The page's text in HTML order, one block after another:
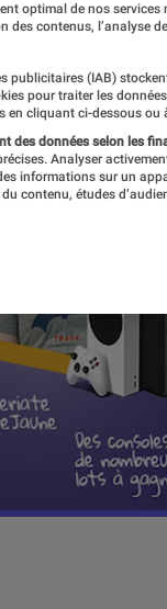
optimal de nos
contenus, l’analyse
publicitaires (IAB)
pour traiter les
en cliquant ci-dessous
des données selon les
Analyser
informations sur un
contenu, études